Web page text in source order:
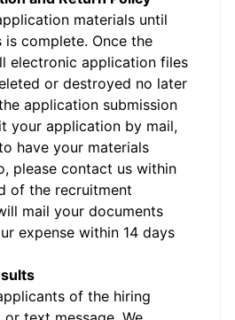
materials until
complete. Once the
electronic application files
or destroyed no later
application submission
your application by mail,
have your materials
please contact us within
of the recruitment
mail your documents
expense within 14 days
of the hiring